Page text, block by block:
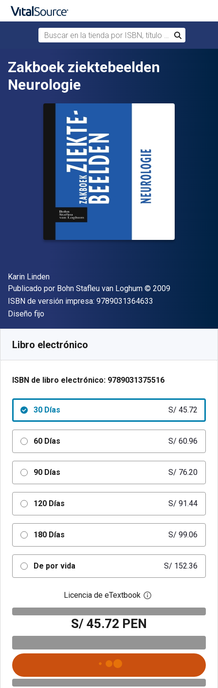
Saltar al contenido principal
Buscar en la tienda por ISBN, título o autor
Buscar
Zakboek ziektebeelden
Neurologie
Autor(es)
Karin Linden
Editor
Publicado por Bohn Stafleu van Loghum Copyright
© 2009
ISBN de versión impresa: 9789031364633
Formato
Diseño fijo
Libro electrónico
ISBN de libro electrónico: 9789031375516
30 Días S/ 45.72
60 Días S/ 60.96
90 Días S/ 76.20
120 Días S/ 91.44
180 Días S/ 99.06
De por vida S/ 152.36
Licencia de eTextbook Abre el cuadro de
S/ 45.72 PEN